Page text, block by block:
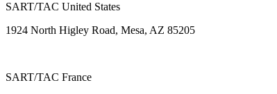
SART/TAC United States
1924 North Higley Road, Mesa, AZ 85205
SART/TAC France